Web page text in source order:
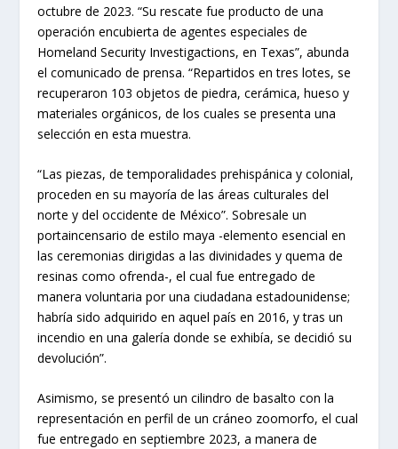
octubre de 2023. “Su rescate fue producto de una
operación encubierta de agentes especiales de
Homeland Security Investigactions, en Texas”, abunda
el comunicado de prensa. “Repartidos en tres lotes, se
recuperaron 103 objetos de piedra, cerámica, hueso y
materiales orgánicos, de los cuales se presenta una
selección en esta muestra.
“Las piezas, de temporalidades prehispánica y colonial,
proceden en su mayoría de las áreas culturales del
norte y del occidente de México”. Sobresale un
portaincensario de estilo maya -elemento esencial en
las ceremonias dirigidas a las divinidades y quema de
resinas como ofrenda-, el cual fue entregado de
manera voluntaria por una ciudadana estadounidense;
habría sido adquirido en aquel país en 2016, y tras un
incendio en una galería donde se exhibía, se decidió su
devolución”.
Asimismo, se presentó un cilindro de basalto con la
representación en perfil de un cráneo zoomorfo, el cual
fue entregado en septiembre 2023, a manera de